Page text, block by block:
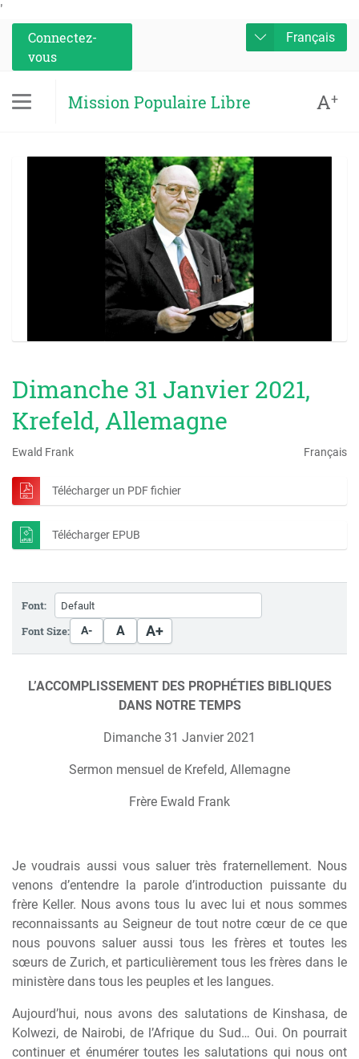
'
Connectez-
vous
Français
Mission Populaire Libre A+
Dimanche 31 Janvier 2021,
Krefeld, Allemagne
Ewald Frank Français
Télécharger un PDF fichier
Télécharger EPUB
Font:
Font Size:
A- A A+
L’ACCOMPLISSEMENT DES PROPHÉTIES BIBLIQUES
DANS NOTRE TEMPS
Dimanche 31 Janvier 2021
Sermon mensuel de Krefeld, Allemagne
Frère Ewald Frank
Je voudrais aussi vous saluer très fraternellement. Nous
venons d’entendre la parole d’introduction puissante du
frère Keller. Nous avons tous lu avec lui et nous sommes
reconnaissants au Seigneur de tout notre cœur de ce que
nous pouvons saluer aussi tous les frères et toutes les
sœurs de Zurich, et particulièrement tous les frères dans le
ministère dans tous les peuples et les langues.
Aujourd’hui, nous avons des salutations de Kinshasa, de
Kolwezi, de Nairobi, de l’Afrique du Sud… Oui. On pourrait
continuer et énumérer toutes les salutations qui nous ont